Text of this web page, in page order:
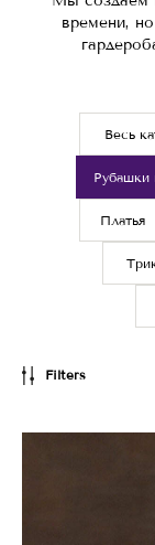
времени,
Весь
Рубашки
Платья
Filters